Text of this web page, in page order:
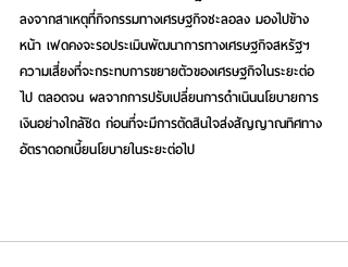
ลงจากสาเหตุที่กิจกรรมทางเศรษฐกิจชะลอลง มองไปข้าง
หน้า เฟดคงจะรอประเมินพัฒนาการทางเศรษฐกิจสหรัฐฯ
ความเสี่ยงที่จะกระทบการขยายตัวของเศรษฐกิจในระยะต่อ
ไป ตลอดจน ผลจากการปรับเปลี่ยนการดำเนินนโยบายการ
เงินอย่างใกล้ชิด ก่อนที่จะมีการตัดสินใจส่งสัญญาณทิศทาง
อัตราดอกเบี้ยนโยบายในระยะต่อไป